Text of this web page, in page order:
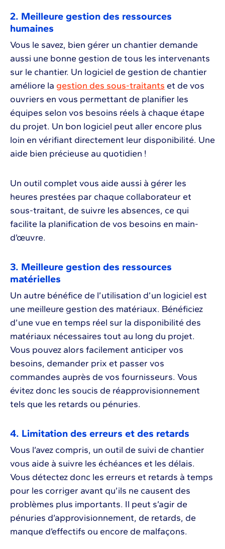
2. Meilleure gestion des ressources
humaines
Vous le savez, bien gérer un chantier demande
aussi une bonne gestion de tous les intervenants
sur le chantier. Un logiciel de gestion de chantier
améliore la gestion des sous-traitants et de vos
ouvriers en vous permettant de planifier les
équipes selon vos besoins réels à chaque étape
du projet. Un bon logiciel peut aller encore plus
loin en vérifiant directement leur disponibilité. Une
aide bien précieuse au quotidien !
Un outil complet vous aide aussi à gérer les
heures prestées par chaque collaborateur et
sous-traitant, de suivre les absences, ce qui
facilite la planification de vos besoins en main-
d’œuvre.
3. Meilleure gestion des ressources
matérielles
Un autre bénéfice de l’utilisation d’un logiciel est
une meilleure gestion des matériaux. Bénéficiez
d’une vue en temps réel sur la disponibilité des
matériaux nécessaires tout au long du projet.
Vous pouvez alors facilement anticiper vos
besoins, demander prix et passer vos
commandes auprès de vos fournisseurs. Vous
évitez donc les soucis de réapprovisionnement
tels que les retards ou pénuries.
4. Limitation des erreurs et des retards
Vous l’avez compris, un outil de suivi de chantier
vous aide à suivre les échéances et les délais.
Vous détectez donc les erreurs et retards à temps
pour les corriger avant qu’ils ne causent des
problèmes plus importants. Il peut s’agir de
pénuries d’approvisionnement, de retards, de
manque d’effectifs ou encore de malfaçons.